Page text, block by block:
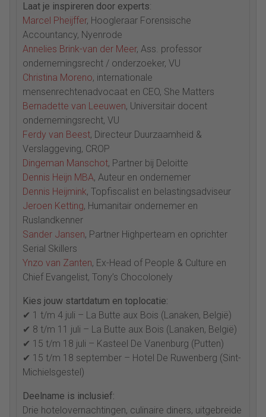
Laat je inspireren door experts:
Marcel Pheijffer, Hoogleraar Forensische
Accountancy, Nyenrode
Annelies Brink-van der Meer, Ass. professor
ondernemingsrecht / onderzoeker, VU
Christina Moreno, internationale
mensenrechtenadvocaat en CEO, She Matters
Bernadette van Leeuwen, Universitair docent
ondernemingsrecht, VU
Ferdy van Beest, Directeur Duurzaamheid &
Verslaggeving, CROP
Dingeman Manschot, Partner bij Deloitte
Dennis Heijn MBA, Auteur en ondernemer
Dennis Heijmink, Topfiscalist en belastingsadviseur
Jeroen Ketting, Humanitair ondernemer en
Ruslandkenner
Sander Jansen, Partner Highperteam en oprichter
Serial Skillers
Ynzo van Zanten, Ex-Head of People & Culture en
Chief Evangelist, Tony’s Chocolonely
Kies jouw startdatum en toplocatie:
✔ 1 t/m 4 juli – La Butte aux Bois (Lanaken, België)
✔ 8 t/m 11 juli – La Butte aux Bois (Lanaken, België)
✔ 15 t/m 18 juli – Kasteel De Vanenburg (Putten)
✔ 15 t/m 18 september – Hotel De Ruwenberg (Sint-
Michielsgestel)
Deelname is inclusief:
Drie hotelovernachtingen, culinaire diners, uitgebreide